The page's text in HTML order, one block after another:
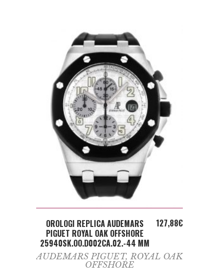
ADD TO CART
OROLOGI REPLICA AUDEMARS
PIGUET ROYAL OAK OFFSHORE
25940SK.OO.D002CA.02.-44 MM
127,88€
AUDEMARS PIGUET, ROYAL OAK
OFFSHORE